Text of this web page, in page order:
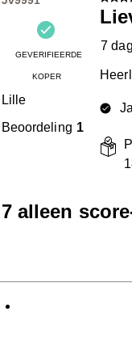
GEVERIFIEERDE
KOPER
Lille
Beoordeling 1
7
7 alleen